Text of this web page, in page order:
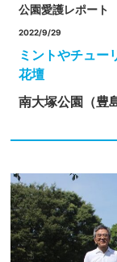
公園愛護レポート
2022/9/29
ミントやチュー
花壇
南大塚公園（豊